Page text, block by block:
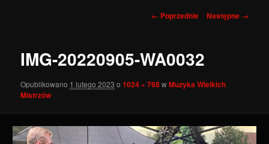
Nawigacja
← Poprzednie Następne →
IMG-20220905-WA0032
Opublikowano 1 lutego 2023 o1024 × 768wMuzyka Wielkich
Mistrzów